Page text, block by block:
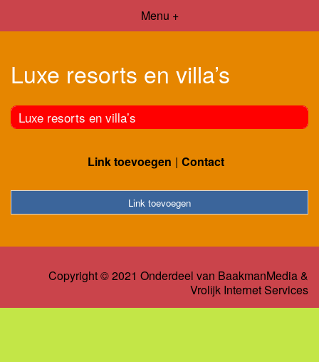
Menu +
Luxe resorts en villa’s
Luxe resorts en villa’s
Link toevoegen Contact
Link toevoegen
Copyright © 2021 Onderdeel van BaakmanMedia&
Vrolijk Internet Services